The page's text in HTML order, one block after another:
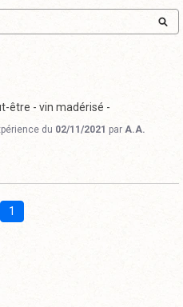
être - vin madérisé -
du 02/11/2021 par A.A.
1